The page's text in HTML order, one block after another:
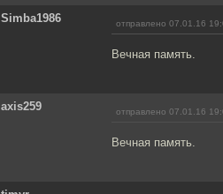
Simba1986 отправлено 07.01.16
Вечная память.
axis259 отправлено 07.01.16
Вечная память.